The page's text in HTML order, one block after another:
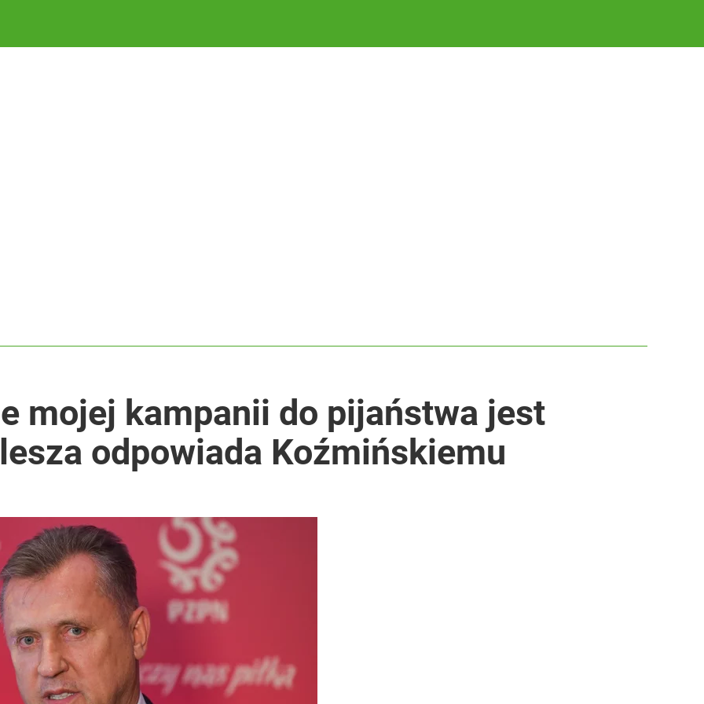
Tego potrzebuje dziś cała Europa
roku?
mojej kampanii do pijaństwa jest
odpowiada Koźmińskiemu